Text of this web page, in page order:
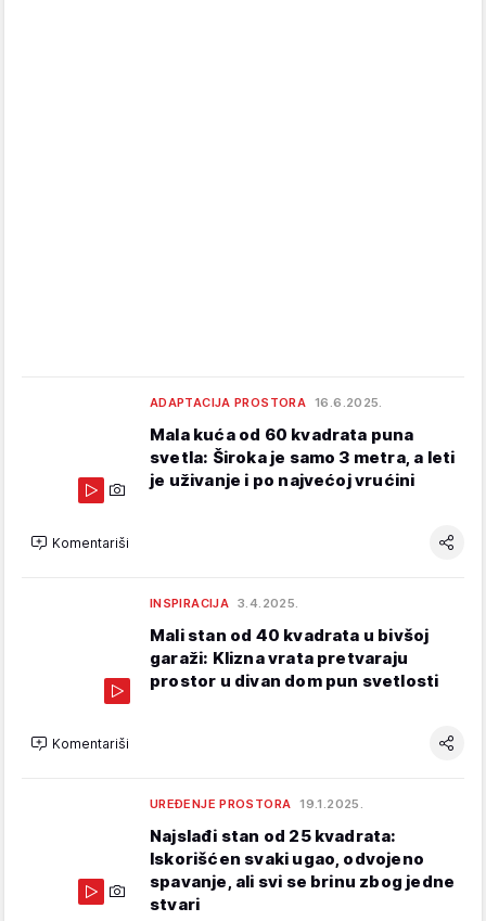
ADAPTACIJA PROSTORA 16.6.2025.
Mala kuća od 60 kvadrata puna
svetla: Široka je samo 3 metra, a leti
je uživanje i po najvećoj vrućini
Komentariši
INSPIRACIJA 3.4.2025.
Mali stan od 40 kvadrata u bivšoj
garaži: Klizna vrata pretvaraju
prostor u divan dom pun svetlosti
Komentariši
UREĐENJE PROSTORA 19.1.2025.
Najslađi stan od 25 kvadrata:
Iskorišćen svaki ugao, odvojeno
spavanje, ali svi se brinu zbog jedne
stvari